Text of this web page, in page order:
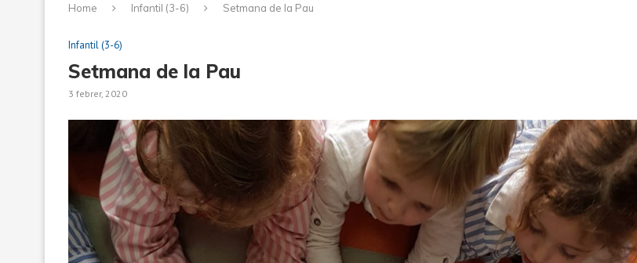
Home Infantil (3-6) Setmana de la Pau
Infantil (3-6)
Setmana de la Pau
3 febrer, 2020